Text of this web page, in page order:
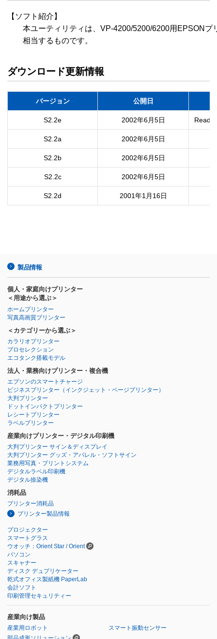
【ソフト紹介】
本ユーティリティは、VP-4200/5200/6200用EPSONプ
ダウンロード更新情報
バージョン 公開日
S2.2e 2002年6月5日
S2.2a 2002年6月5日
S2.2b 2002年6月5日
S2.2c 2002年6月5日
S2.2d 2001年1月16日
製品情報
個人・家庭向けプリンター
＜用途から選ぶ＞
ホームプリンター
写真高画質プリンター
＜カテゴリーから選ぶ＞
カラリオプリンター
プロセレクション
エコタンク搭載モデル
法人・業務向けプリンター・複合機
エプソンのスマートチャージ
ビジネスプリンター （インクジェット・ページプリンター）
大判プリンター
ドットインパクトプリンター
レシートプリンター
ラベルプリンター
産業向けプリンター・デジタル印刷機
大判プリンター サイン＆ディスプレイ
大判プリンター グッズ・アパレル・ソフトサイン
業務用写真・プリントシステム
デジタルラベル印刷機
デジタル捺染機
消耗品
プリンター消耗品
プリンター製品情報
プロジェクター
スマートグラス
ウオッチ：Orient Star / Orient
パソコン
スキャナー
ディスク デュプリケーター
乾式オフィス製紙機 PaperLab
会計ソフト
印刷管理セキュリティー
産業向け製品
産業用ロボット
スマート振動センサー